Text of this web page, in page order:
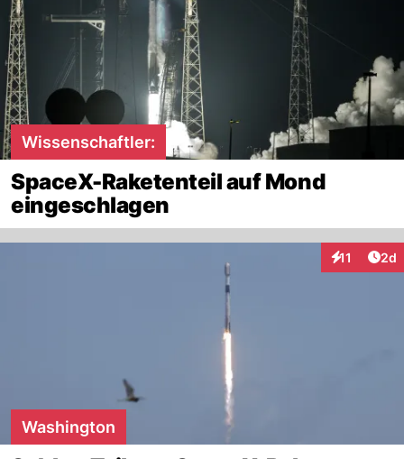
Wissenschaftler:
SpaceX-Raketenteil auf Mond
eingeschlagen
11 2d
Washington